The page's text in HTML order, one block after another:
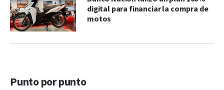
digital para financiar la compra de
motos
Punto por punto